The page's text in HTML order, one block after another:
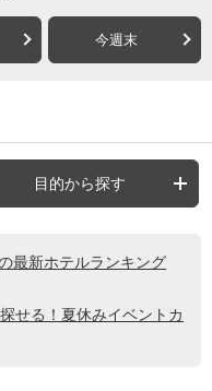
今週末
目的から探す
最新ホテルランキング
せる！夏休みイベントカ